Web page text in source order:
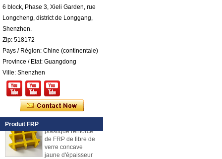
6 block, Phase 3, Xieli Garden, rue
Longcheng, district de Longgang,
Shenzhen.
Zip: 518172
Pays / Région: Chine (continentale)
Province / Etat: Guangdong
Ville: Shenzhen
Produit FRP
Comstom Épaisseur
Blanc Noir RV
Panneau composé
de mousse d'unité
par fibre de verre de
fibre de verre pour
des remorques
de FRP de fibre de
verre concave
jaune d'épaisseur
de 25mm